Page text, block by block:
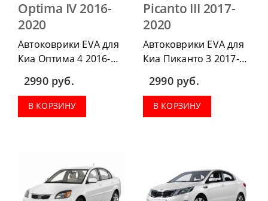
Optima IV 2016-
2020
Автоковрики EVA для
Киа Оптима 4 2016-
приобрести в
комплектации:
водительский коврик,
2990 руб.
В КОРЗИНУ
Picanto III 2017-
2020
Автоковрики EVA для
Киа Пиканто 3 2017-
приобрести в
комплектации:
водительский коврик,
2990 руб.
В КОРЗИНУ